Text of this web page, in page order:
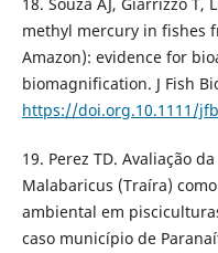
methyl mercury in fishes
Amazon): evidence for
biomagnification. J Fish
https://doi.org.10.1111/
19. Perez TD. Avaliação
Malabaricus (Traíra)
ambiental em
caso município de